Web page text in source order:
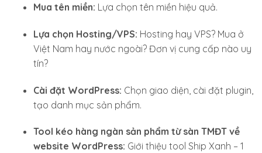
Mua tên miền: Lựa chọn tên miền hiệu quả.
Lựa chọn Hosting/VPS: Hosting hay VPS? Mua ở
Việt Nam hay nước ngoài? Đơn vị cung cấp nào uy
tín?
Cài đặt WordPress: Chọn giao diện, cài đặt plugin,
tạo danh mục sản phẩm.
Tool kéo hàng ngàn sản phẩm từ sàn TMĐT về
website WordPress: Giới thiệu tool Ship Xanh – 1